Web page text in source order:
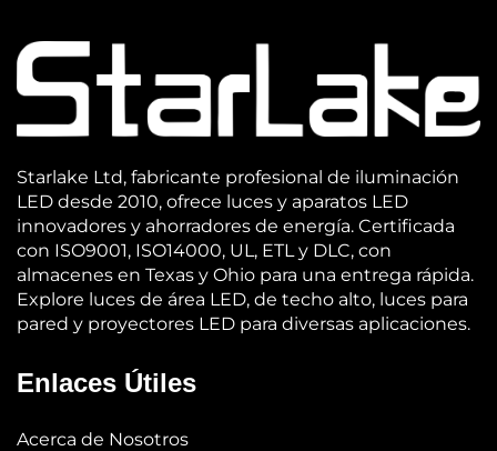
Starlake Ltd, fabricante profesional de iluminación
LED desde 2010, ofrece luces y aparatos LED
innovadores y ahorradores de energía. Certificada
con ISO9001, ISO14000, UL, ETL y DLC, con
almacenes en Texas y Ohio para una entrega rápida.
Explore luces de área LED, de techo alto, luces para
pared y proyectores LED para diversas aplicaciones.
Enlaces Útiles
Acerca de Nosotros